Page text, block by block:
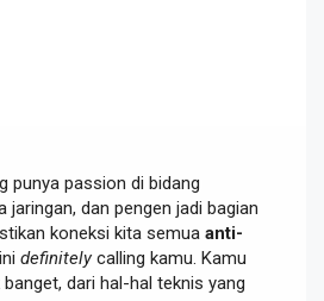
punya passion di bidang
jaringan, dan pengen jadi bagian
koneksi kita semua anti-
definitelycalling kamu. Kamu
dari hal-hal teknis yang